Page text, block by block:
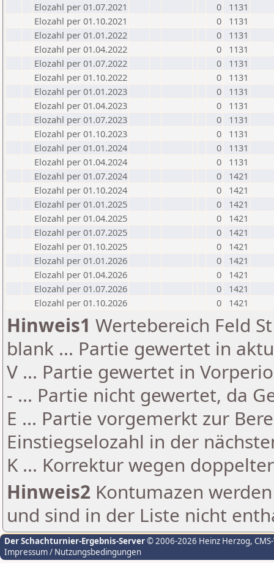
Elozahl per 01.07.2021
0
1131
Elozahl per 01.10.2021
0
1131
Elozahl per 01.01.2022
0
1131
Elozahl per 01.04.2022
0
1131
Elozahl per 01.07.2022
0
1131
Elozahl per 01.10.2022
0
1131
Elozahl per 01.01.2023
0
1131
Elozahl per 01.04.2023
0
1131
Elozahl per 01.07.2023
0
1131
Elozahl per 01.10.2023
0
1131
Elozahl per 01.01.2024
0
1131
Elozahl per 01.04.2024
0
1131
Elozahl per 01.07.2024
0
1421
Elozahl per 01.10.2024
0
1421
Elozahl per 01.01.2025
0
1421
Elozahl per 01.04.2025
0
1421
Elozahl per 01.07.2025
0
1421
Elozahl per 01.10.2025
0
1421
Elozahl per 01.01.2026
0
1421
Elozahl per 01.04.2026
0
1421
Elozahl per 01.07.2026
0
1421
Elozahl per 01.10.2026
0 1421
Hinweis1 Wertebereich Feld
blank ... Partie gewertet in
V ... Partie gewertet in
- ... Partie nicht gewertet, da
E ... Partie vorgemerkt zur
Einstiegselozahl in der
K ... Korrektur wegen
Hinweis2 Kontumazen
und sind in der Liste nicht
Der Schachturnier-Ergebnis-Server© 2006-2026 Heinz Herzog,
Impressum / Nutzungsbedingungen